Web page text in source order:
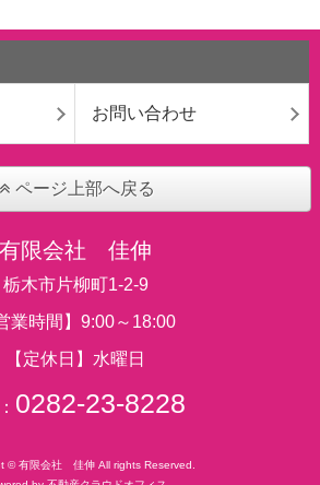
お問い合わせ
ページ上部へ戻る
有限会社 佳伸
栃木市片柳町1-2-9
業時間】9:00～18:00
【定休日】水曜日
0282-23-8228
© 有限会社 佳伸 All rights Reserved.